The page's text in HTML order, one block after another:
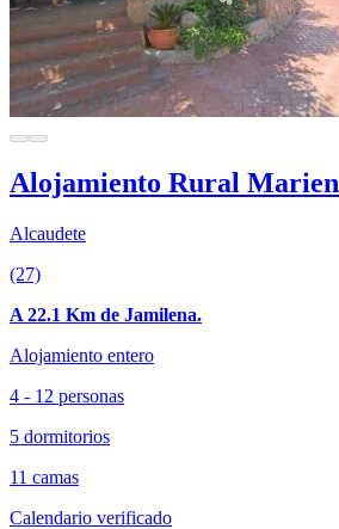
Alojamiento Rural Marien
Alcaudete
(27)
A 22.1 Km de Jamilena.
Alojamiento entero
4 - 12 personas
5 dormitorios
11 camas
Calendario verificado